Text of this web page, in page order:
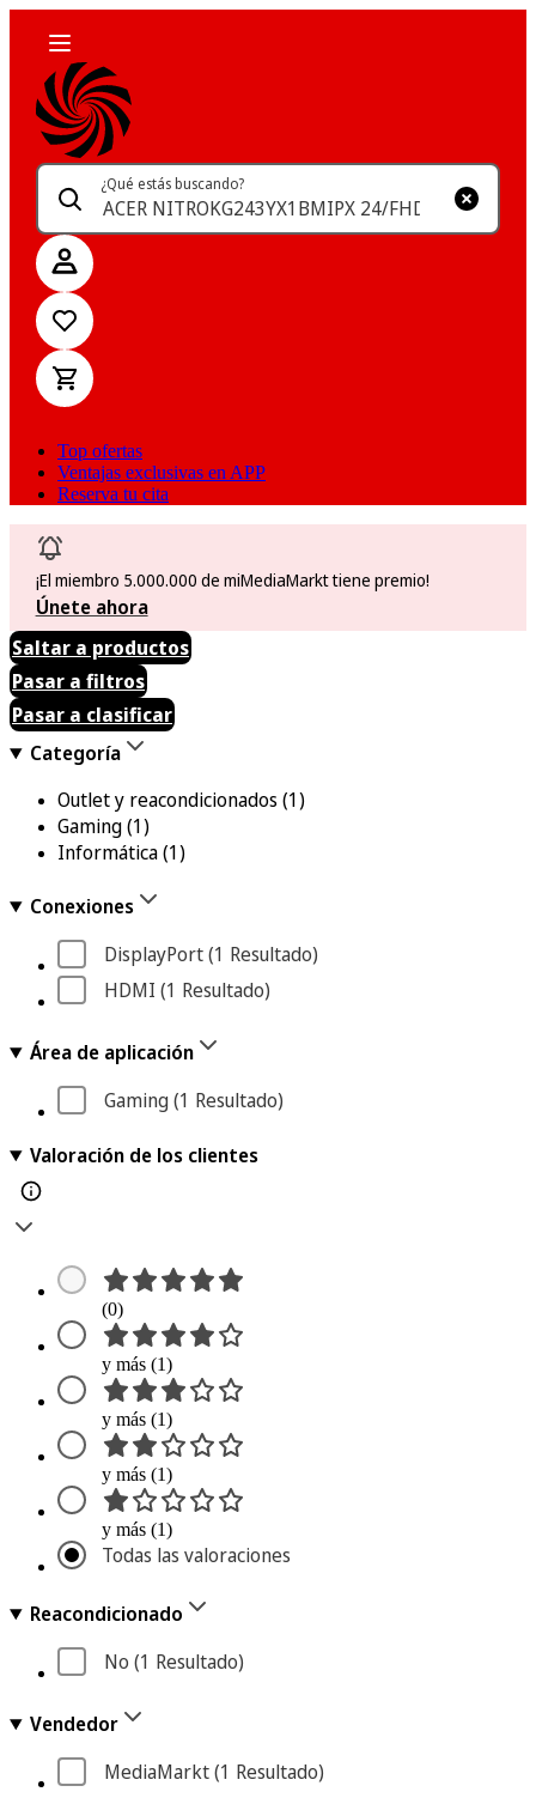
¿Qué estás buscando?
Top ofertas
Ventajas exclusivas en APP
Reserva tu cita
¡El miembro 5.000.000 de miMediaMarkt tiene premio!
Únete ahora
Saltar a productos
Pasar a filtros
Pasar a clasificar
Categoría
Outlet y reacondicionados (1)
Gaming(1)
Informática(1)
Conexiones
DisplayPort (1 Resultado)
HDMI (1 Resultado)
Área de aplicación
Gaming (1 Resultado)
Valoración de los clientes
(0)
y más (1)
y más (1)
y más (1)
y más (1)
Todas las valoraciones
Reacondicionado
No (1 Resultado)
Vendedor
MediaMarkt (1 Resultado)